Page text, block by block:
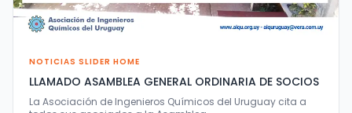
NOTICIAS SLIDER HOME
LLAMADO ASAMBLEA GENERAL ORDINARIA DE SOCIOS
La Asociación de Ingenieros Químicos del Uruguay cita a